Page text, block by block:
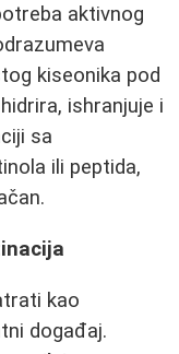
aktivnog
kiseonika pod
ishranjuje i
sa
ili peptida,
kao
događaj.